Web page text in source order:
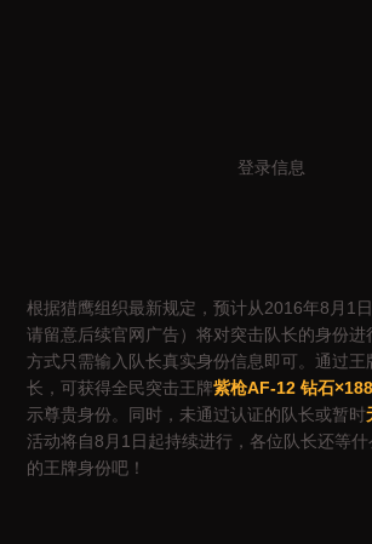
登录信息
根据猎鹰组织最新规定，预计从2016年8月1
请留意后续官网广告）将对突击队长的身份进
方式只需输入队长真实身份信息即可。通过王
长，可获得全民突击王牌紫枪AF-12 钻石
示尊贵身份。同时，未通过认证的队长或暂时
活动将自8月1日起持续进行，各位队长还等
的王牌身份吧！